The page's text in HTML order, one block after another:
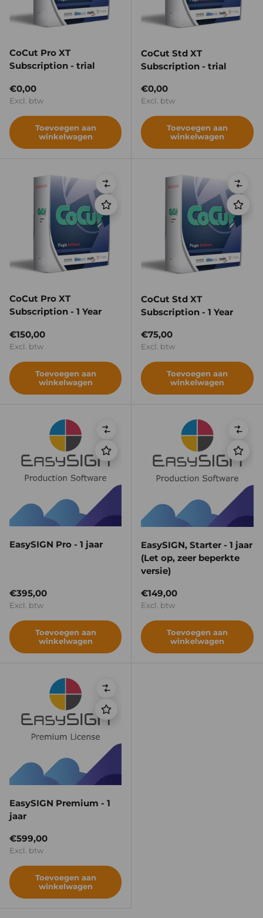
CoCut Pro XT
Subscription - trial
Reguliere prijs
€0,00
Excl. btw
Toevoegen aan
winkelwagen
CoCut Std XT
Subscription - trial
Reguliere prijs
€0,00
Excl. btw
Toevoegen aan
winkelwagen
Vergelijken
CoCut Pro XT
Subscription - 1 Year
Reguliere prijs
€150,00
Excl. btw
Toevoegen aan
winkelwagen
CoCut Std XT
Subscription - 1 Year
Reguliere prijs
€75,00
Excl. btw
Toevoegen aan
winkelwagen
Vergelijken
EasySIGN Pro - 1 jaar
Reguliere prijs
€395,00
Excl. btw
Toevoegen aan
winkelwagen
EasySIGN, Starter - 1 jaar
(Let op, zeer beperkte
versie)
Reguliere prijs
€149,00
Excl. btw
Toevoegen aan
winkelwagen
Vergelijken
EasySIGN Premium - 1
jaar
Reguliere prijs
€599,00
Excl. btw
Toevoegen aan
winkelwagen